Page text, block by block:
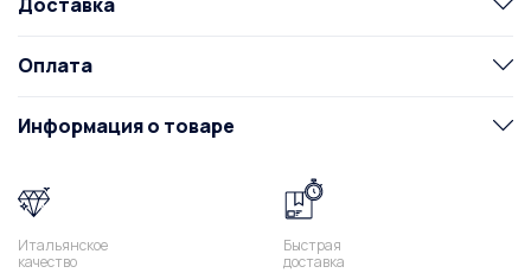
Оплата
Информация о товаре
Итальянское
качество
Быстрая
доставка